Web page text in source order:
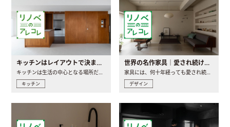
キッチンはレイアウトで決まる。後悔しないための考え方と選び方
キッチンは生活の中心となる場所だからこそ、家の中のどこに置..
キッチン
世界の名作家具｜愛され続ける理由と一生モノとの出会い方
家具には、何十年経っても愛され続ける「名作」と呼ばれるもの..
デザイン